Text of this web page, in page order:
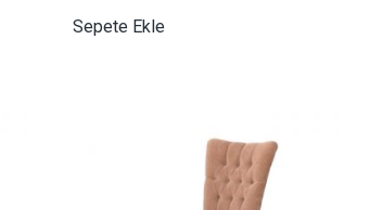
Sepete Ekle